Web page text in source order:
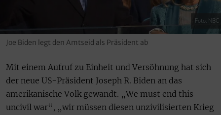
Foto: NBC
Joe Biden legt den Amtseid als Präsident ab
Mit einem Aufruf zu Einheit und Versöhnung hat sich
der neue US-Präsident Joseph R. Biden an das
amerikanische Volk gewandt. „We must end this
uncivil war“, „wir müssen diesen unzivilisierten Krieg